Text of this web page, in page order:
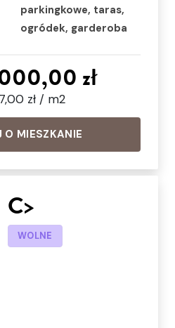
parkingkowe, taras,
ogródek, garderoba
zł
zł / m2
O MIESZKANIE
C>
WOLNE